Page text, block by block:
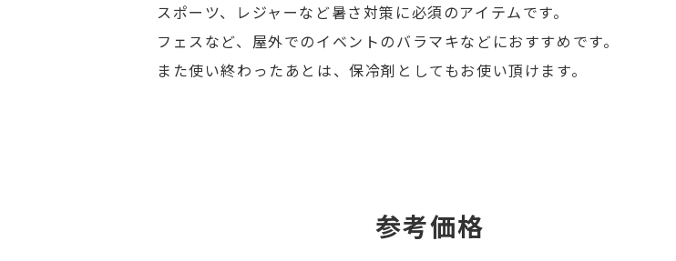
スポーツ、レジャーなど暑さ対策に必須のアイテムです。
フェスなど、屋外でのイベントのバラマキなどにおすすめです。
また使い終わったあとは、保冷剤としてもお使い頂けます。
参考価格